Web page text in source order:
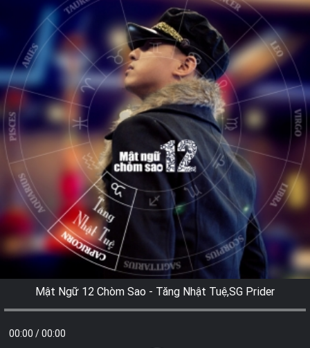
Mật Ngữ 12 Chòm Sao - Tăng Nhật Tuệ,SG Prider
00:00 /00:00